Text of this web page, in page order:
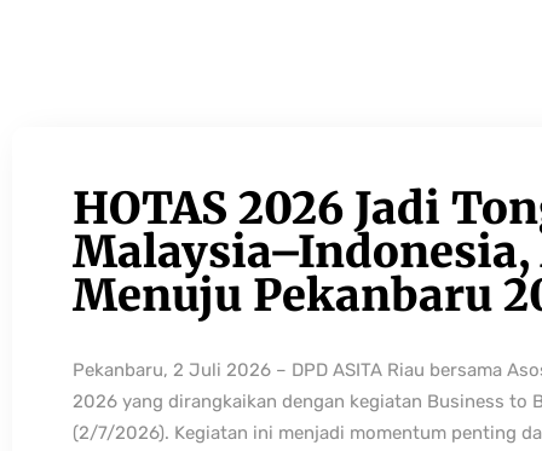
HOTAS 2026 Jadi
Menuju Pekanbaru
Pekanbaru, 2 Juli 2026 – DPD ASITA Riau bersama
2026 yang dirangkaikan dengan kegiatan Business to
(2/7/2026). Kegiatan ini menjadi momentum penting